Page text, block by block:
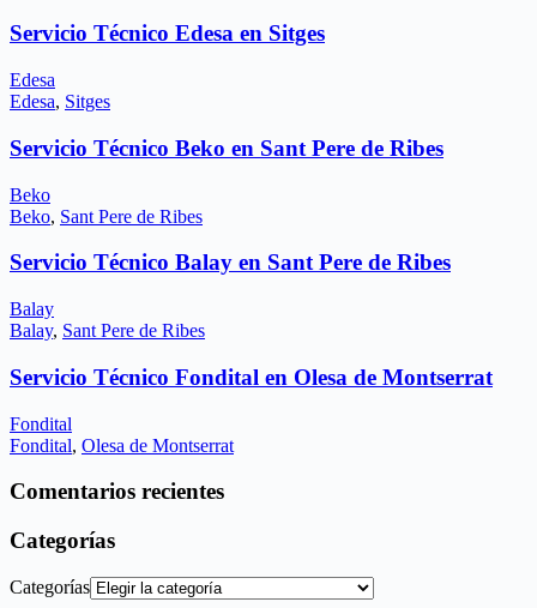
Servicio Técnico Edesa en Sitges
Edesa
Edesa, Sitges
Servicio Técnico Beko en Sant Pere de Ribes
Beko
Beko, Sant Pere de Ribes
Servicio Técnico Balay en Sant Pere de Ribes
Balay
Balay, Sant Pere de Ribes
Servicio Técnico Fondital en Olesa de Montserrat
Fondital
Fondital, Olesa de Montserrat
Comentarios recientes
Categorías
Categorías